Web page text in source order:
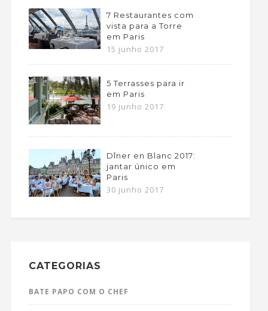
7 Restaurantes com
vista para a Torre
em Paris
15 junho 2017
5 Terrasses para ir
em Paris
19 junho 2017
Dîner en Blanc 2017:
jantar único em
Paris
30 junho 2017
CATEGORIAS
BATE PAPO COM O CHEF